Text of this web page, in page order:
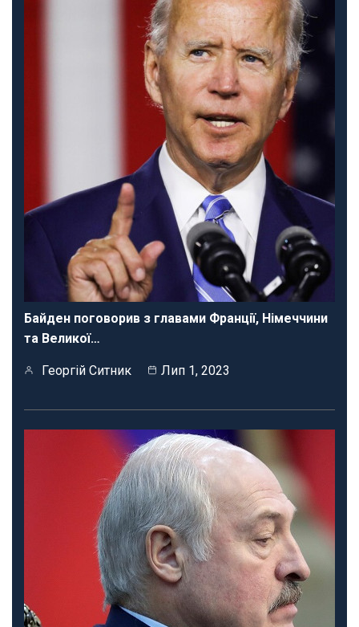
Байден поговорив з главами Франції, Німеччини
та Великої…
Георгій Ситник Лип 1, 2023